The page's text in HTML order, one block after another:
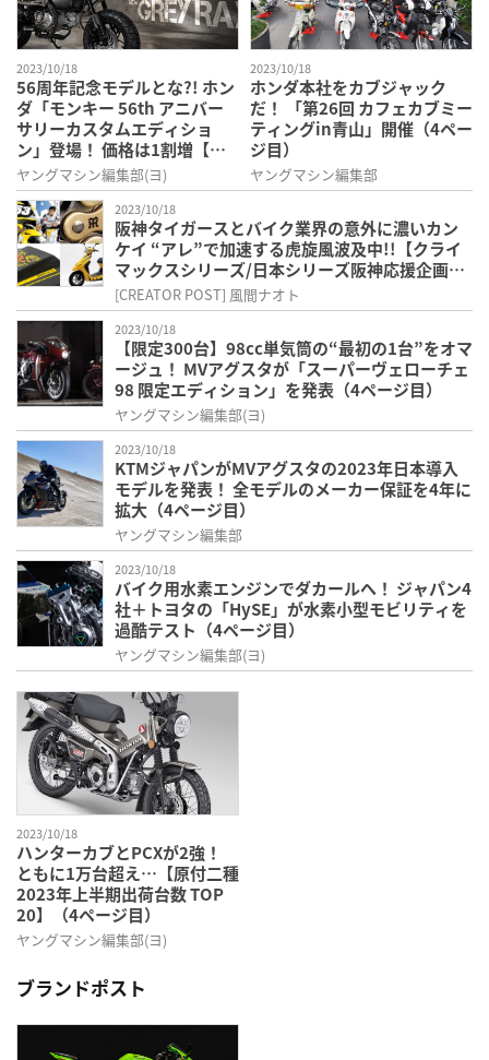
2023/10/18
56周年記念モデルとな?! ホン
ダ「モンキー 56th アニバー
サリーカスタムエディショ
ン」登場！ 価格は1割増【海
外】（4ページ目）
ヤングマシン編集部(ヨ)
2023/10/18
ホンダ本社をカブジャック
だ！ 「第26回 カフェカブミー
ティングin青山」開催（4ペー
ジ目）
ヤングマシン編集部
2023/10/18
阪神タイガースとバイク業界の意外に濃いカン
ケイ “アレ”で加速する虎旋風波及中!!【クライ
マックスシリーズ/日本シリーズ阪神応援企画】
（4ページ目）
[CREATOR POST] 風間ナオト
2023/10/18
【限定300台】98cc単気筒の“最初の1台”をオマ
ージュ！ MVアグスタが「スーパーヴェローチェ
98 限定エディション」を発表（4ページ目）
ヤングマシン編集部(ヨ)
2023/10/18
KTMジャパンがMVアグスタの2023年日本導入
モデルを発表！ 全モデルのメーカー保証を4年に
拡大（4ページ目）
ヤングマシン編集部
2023/10/18
バイク用水素エンジンでダカールへ！ ジャパン4
社＋トヨタの「HySE」が水素小型モビリティを
過酷テスト（4ページ目）
ヤングマシン編集部(ヨ)
2023/10/18
ハンターカブとPCXが2強！
ともに1万台超え…【原付二種
2023年上半期出荷台数 TOP
20】（4ページ目）
ヤングマシン編集部(ヨ)
ブランドポスト